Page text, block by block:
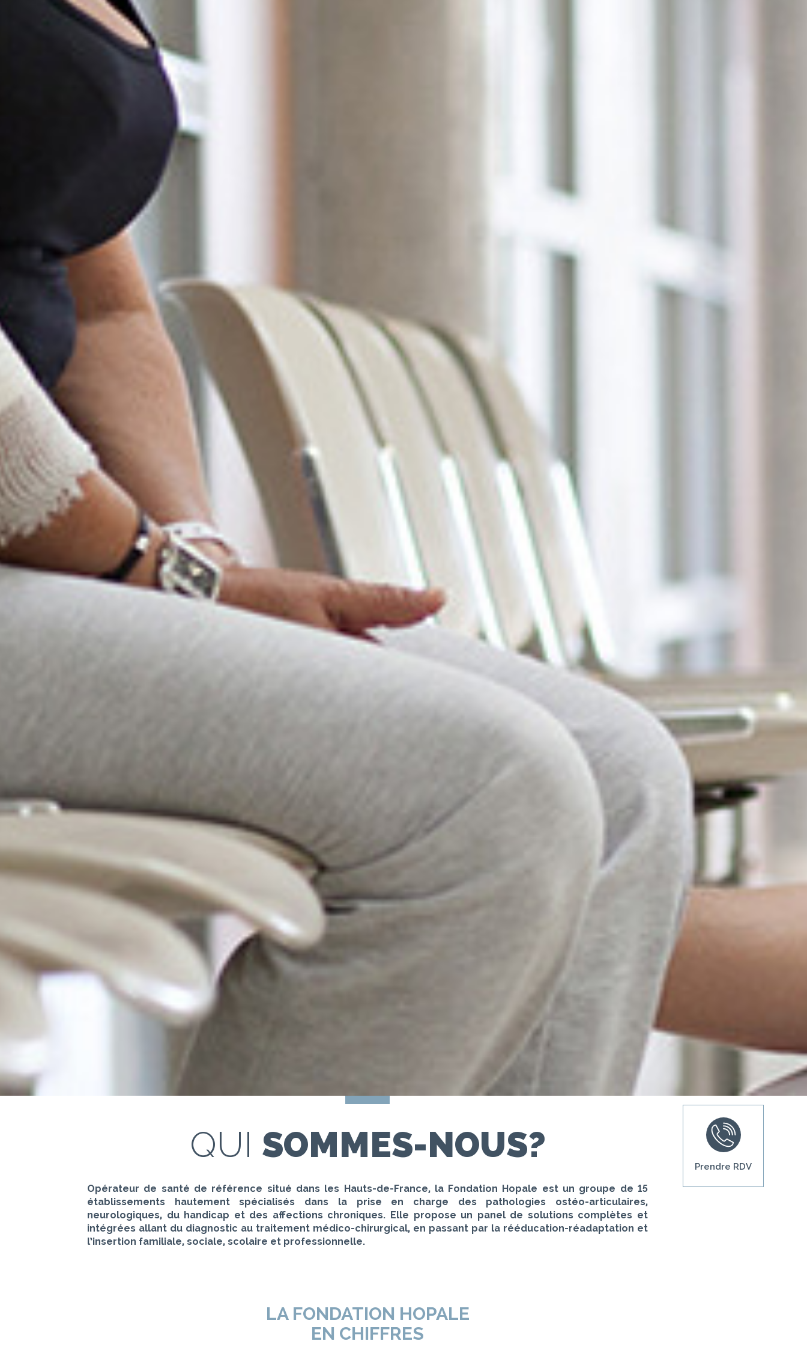
QUI SOMMES-NOUS?
Opérateur de santé de référence situé dans les Hauts-de-France, laFondation Hopale est un groupe de 15
établissements hautement spécialisés dans la prise en charge des pathologies ostéo-articulaires,
neurologiques, du handicap et des affections chroniques. Elle propose un panel de solutions complètes et
intégrées allant du diagnostic au traitement médico-chirurgical, en passant par la rééducation-réadaptation et
l’insertion familiale, sociale, scolaire et professionnelle.
LA FONDATION HOPALE
EN CHIFFRES
Prendre RDV